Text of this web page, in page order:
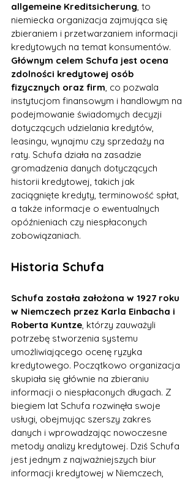
allgemeine Kreditsicherung, to
niemiecka organizacja zajmująca się
zbieraniem i przetwarzaniem informacji
kredytowych na temat konsumentów.
Głównym celem Schufa jest ocena
zdolności kredytowej osób
fizycznych oraz firm, co pozwala
instytucjom finansowym i handlowym na
podejmowanie świadomych decyzji
dotyczących udzielania kredytów,
leasingu, wynajmu czy sprzedaży na
raty. Schufa działa na zasadzie
gromadzenia danych dotyczących
historii kredytowej, takich jak
zaciągnięte kredyty, terminowość spłat,
a także informacje o ewentualnych
opóźnieniach czy niespłaconych
zobowiązaniach.
Historia Schufa
Schufa została założona w 1927 roku
w Niemczech przez Karla Einbacha i
Roberta Kuntze, którzy zauważyli
potrzebę stworzenia systemu
umożliwiającego ocenę ryzyka
kredytowego. Początkowo organizacja
skupiała się głównie na zbieraniu
informacji o niespłaconych długach. Z
biegiem lat Schufa rozwinęła swoje
usługi, obejmując szerszy zakres
danych i wprowadzając nowoczesne
metody analizy kredytowej. Dziś Schufa
jest jednym z najważniejszych biur
informacji kredytowej w Niemczech,